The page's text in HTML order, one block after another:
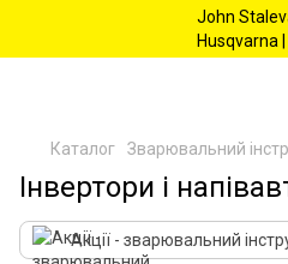
Каталог Зварювальний
Інвертори і
Акції - зварювальний